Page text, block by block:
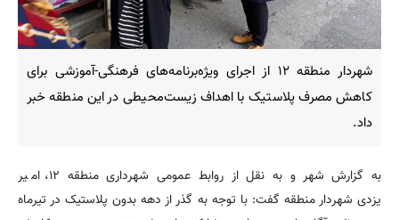
شهردار منطقه ۱۲ از اجرای ویژه‌برنامه‌های فرهنگی-آموزشی برای
کاهش مصرف پلاستیک با اهداف زیست‌محیطی در این منطقه خبر
داد.
به گزارش شهر و به نقل از روابط عمومی شهرداری منطقه ۱۲، امیر
یزدی شهردار منطقه گفت: با توجه به گذر از دهه بدون پلاستیک در تیرماه